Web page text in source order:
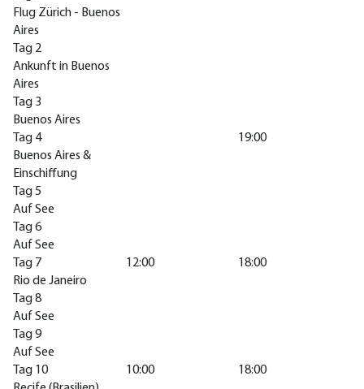
Flug Zürich - Buenos
Aires
Tag 2
Ankunft in Buenos
Aires
Tag 3
Buenos Aires
Tag 4
Buenos Aires &
Einschiffung
19:00
Tag 5
Auf See
Tag 6
Auf See
Tag 7
Rio de Janeiro
12:00 18:00
Tag 8
Auf See
Tag 9
Auf See
Tag 10
10:00 18:00